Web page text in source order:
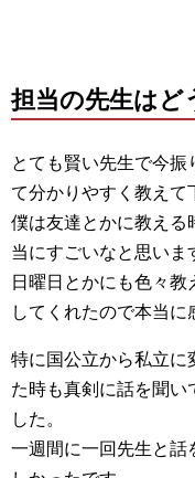
担当の先生はど
とても賢い先生で今
て分かりやすく教えて
僕は友達とかに教える
当にすごいなと思いま
日曜日とかにも色々
してくれたので本当に
特に国公立から私立に
た時も真剣に話を聞い
した。
一週間に一回先生と話